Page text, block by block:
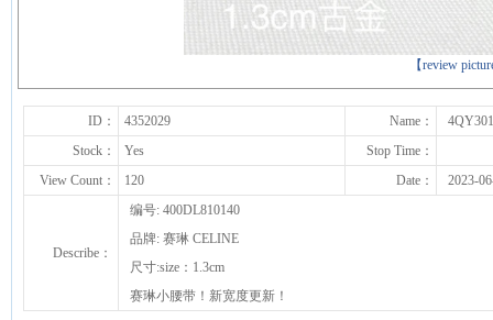
【review
下一张
ID： 4352029 Name：
Stock：
Yes
Stop Time：
View Count：
120 Date： 2023-
Describe：
编号: 400DL810140
品牌: 赛琳 CELINE
尺寸:size：1.3cm
赛琳小腰带！新宽度更新！